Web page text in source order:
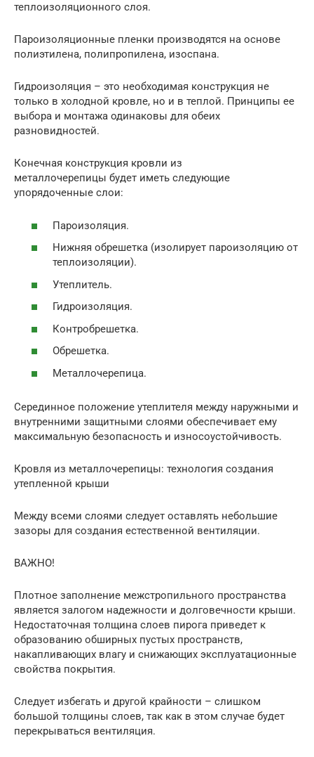
теплоизоляционного слоя.
Пароизоляционные пленки производятся на основе
полиэтилена, полипропилена, изоспана.
Гидроизоляция – это необходимая конструкция не
только в холодной кровле, но и в теплой. Принципы ее
выбора и монтажа одинаковы для обеих
разновидностей.
Конечная конструкция кровли из
металлочерепицы будет иметь следующие
упорядоченные слои:
Пароизоляция.
Нижняя обрешетка (изолирует пароизоляцию от
теплоизоляции).
Утеплитель.
Гидроизоляция.
Контробрешетка.
Обрешетка.
Металлочерепица.
Серединное положение утеплителя между наружными и
внутренними защитными слоями обеспечивает ему
максимальную безопасность и износоустойчивость.
Кровля из металлочерепицы: технология создания
утепленной крыши
Между всеми слоями следует оставлять небольшие
зазоры для создания естественной вентиляции.
ВАЖНО!
Плотное заполнение межстропильного пространства
является залогом надежности и долговечности крыши.
Недостаточная толщина слоев пирога приведет к
образованию обширных пустых пространств,
накапливающих влагу и снижающих эксплуатационные
свойства покрытия.
Следует избегать и другой крайности – слишком
большой толщины слоев, так как в этом случае будет
перекрываться вентиляция.